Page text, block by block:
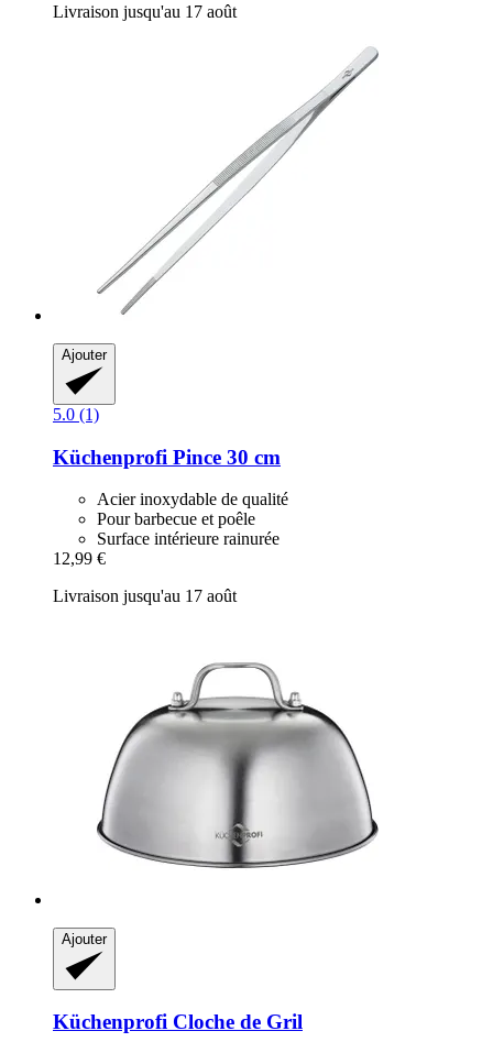
Livraison jusqu'au 17 août
Ajouter
5.0 (1)
Küchenprofi Pince 30 cm
Acier inoxydable de qualité
Pour barbecue et poêle
Surface intérieure rainurée
12,99 €
Livraison jusqu'au 17 août
Ajouter
Küchenprofi Cloche de Gril